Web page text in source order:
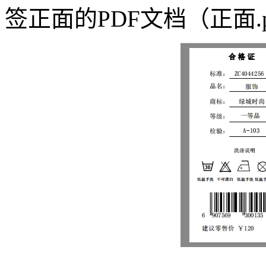
签正面的PDF文档（正面